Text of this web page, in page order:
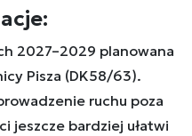
2027–2029 planowana
Pisza (DK58/63).
ruchu poza
jeszcze bardziej ułatwi